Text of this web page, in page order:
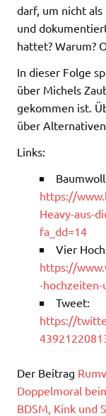
darf, um nicht
und
hattet? Warum?
In dieser Folge
über Michels
gekommen ist.
über
Links:
https://
Heavy-aus-
fa_dd=14
Vier
https://
-
Tweet:
https://
Der Beitrag
Doppelmoral
BDSM, Kink und